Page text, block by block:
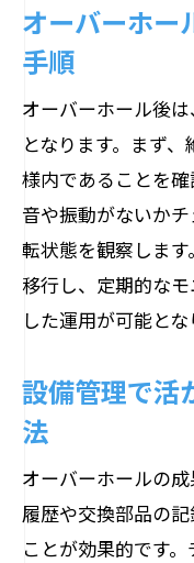
オーバーホー
手順
オーバーホール後
となります。まず
様内であることを
音や振動がないか
転状態を観察しま
移行し、定期的な
した運用が可能とな
設備管理で活
法
オーバーホールの
履歴や交換部品の
ことが効果的です